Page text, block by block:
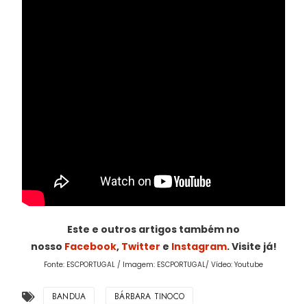
Este e outros artigos também no
nosso Facebook, Twitter e Instagram. Visite já!
Fonte: ESCPORTUGAL / Imagem: ESCPORTUGAL/ Vídeo: Youtube
BANDUA BÁRBARA TINOCO